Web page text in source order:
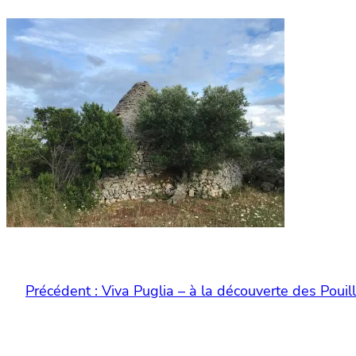
Précédent : Viva Puglia – à la découverte des